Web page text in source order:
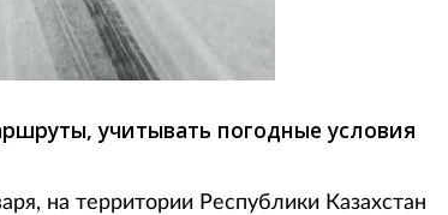
учитывать погодные условия
на территории Республики Казахстан